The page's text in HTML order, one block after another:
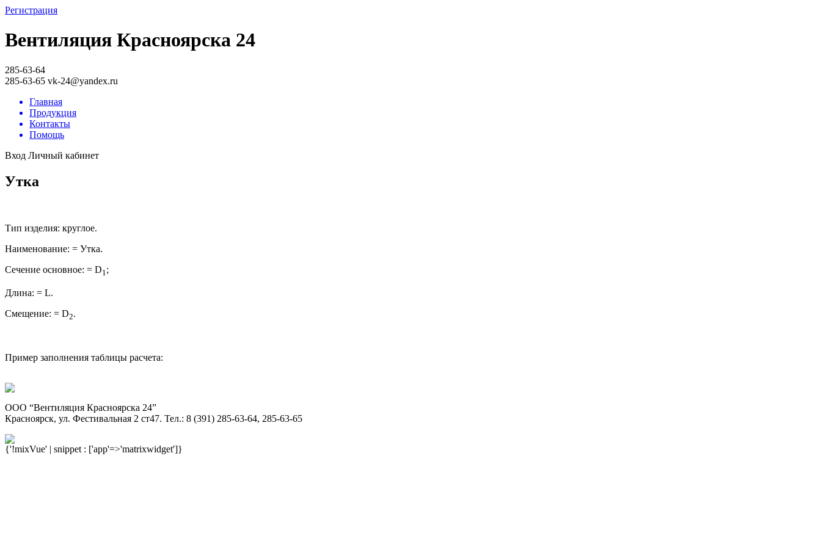
Регистрация
Вентиляция Красноярска 24
285-63-64
285-63-65 vk-24@yandex.ru
Главная
Продукция
Контакты
Помощь
Вход Личный кабинет
Утка
Тип изделия: круглое.
Наименование: = Утка.
Сечение основное: = D1 ;
Длина: = L.
Смещение: = D2.
Пример заполнения таблицы расчета:
ООО “Вентиляция Красноярска 24”
Красноярск, ул. Фестивальная 2 ст47. Тел.: 8 (391) 285-63-64, 285-63-65
{'!mixVue' | snippet : ['app'=>'matrixwidget']}